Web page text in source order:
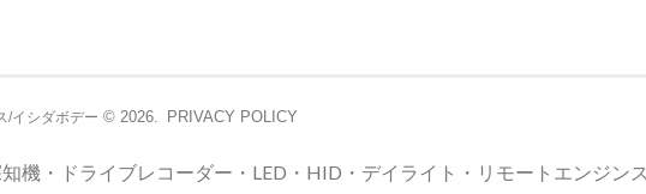
/イシダボデー © 2026. PRIVACY POLICY
機・ドライブレコーダー・LED・HID・デイライト・リモートエンジンス